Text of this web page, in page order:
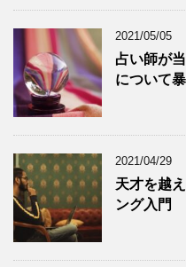
2021/05/05
占い師が
について
2021/04/29
天才を越
ング入門